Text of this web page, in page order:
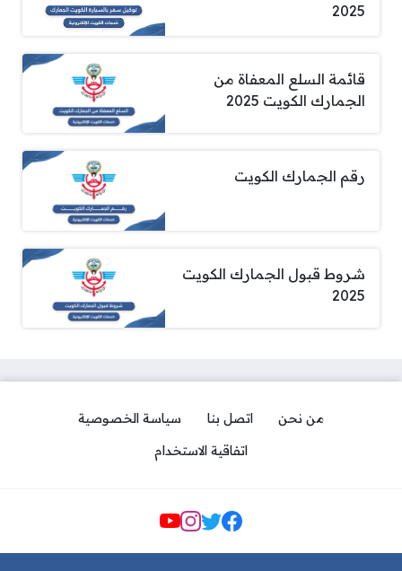
2025
قائمة السلع المعفاة من
الجمارك الكويت 2025
رقم الجمارك الكويت
شروط قبول الجمارك الكويت
2025
من نحن اتصل بنا
سياسة الخصوصية
اتفاقية الاستخدام
مواقع التواصل